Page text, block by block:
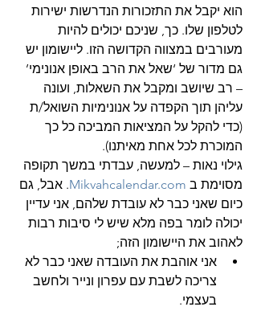
הוא יקבל את התזכורות הנדרשות ישירות
לטלפון שלו. כך, שניכם יכולים להיות
מעורבים במצווה הקדושה הזו. ליישומון יש
גם מדור של ‘שאל את הרב באופן אנונימי’
– רב שיושב ומקבל את השאלות, ועונה
עליהן תוך הקפדה על אנונימיות השואל/ת
(כדי להקל על המציאות המביכה כל כך
המוכרת לכל אחת מאיתנו).
גילוי נאות – למעשה, עבדתי במשך תקופה
מסוימת ב Mikvahcalendar.com. אבל, גם
כיום שאני כבר לא עובדת שלהם, אני עדיין
יכולה לומר בפה מלא שיש לי סיבות רבות
לאהוב את היישומון הזה;
אני אוהבת את העובדה שאני כבר לא
צריכה לשבת עם עפרון ונייר ולחשב
בעצמי.